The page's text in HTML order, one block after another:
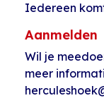
Iedereen
Aanmelden
Wil je
meer